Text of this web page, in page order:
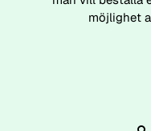
möjlighet